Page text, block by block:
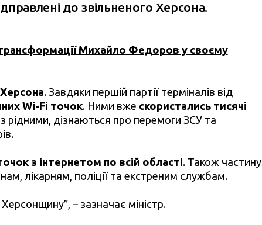
до звільненого Херсона.
Михайло Федоров у своєму
. Завдяки першій партії терміналів від
Wi-Fi точок. Ними вже скористались тисячі
рідними, дізнаються про перемоги ЗСУ та
з інтернетом по всій області. Також частину
лікарням, поліції та екстреним службам.
– зазначає міністр.